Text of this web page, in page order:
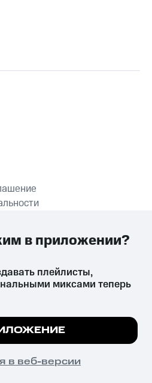
ПРИЛОЖЕНИЕ
причиняет вред здоровью,
и влечёт установленную
на сайте все
плейлисты,
миксами теперь
в веб-версии